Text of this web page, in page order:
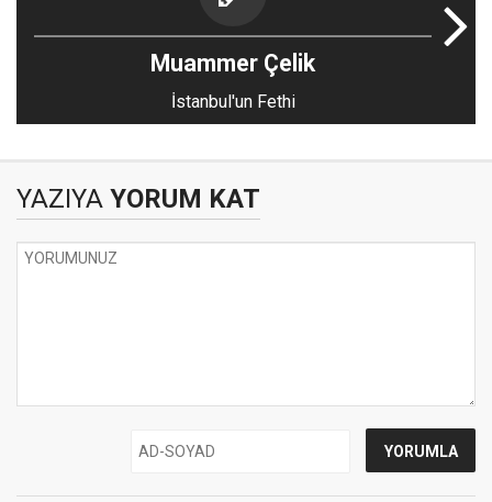
Muammer Çelik
İstanbul'un Fethi
YAZIYA YORUM KAT